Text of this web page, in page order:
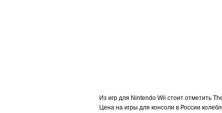
Из игр для Nintendo Wii стоит отметить
Цена на игры для консоли в России